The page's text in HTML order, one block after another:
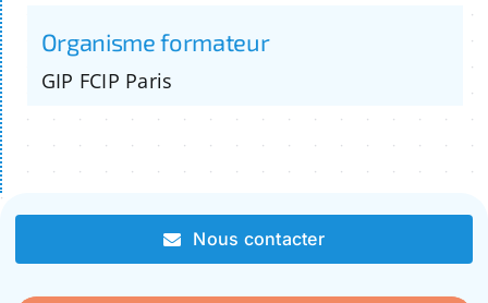
Organisme formateur
GIP FCIP Paris
Nous contacter